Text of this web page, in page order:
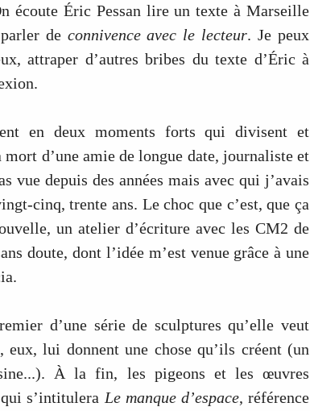
écoute Éric Pessan lire un texte à Marseille
de connivence avec le lecteur. Je peux
attraper d’autres bribes du texte d’Éric à
en deux moments forts qui divisent et
d’une amie de longue date, journaliste et
vue depuis des années mais avec qui j’avais
cinq, trente ans. Le choc que c’est, que ça
un atelier d’écriture avec les CM2 de
doute, dont l’idée m’est venue grâce à une
d’une série de sculptures qu’elle veut
lui donnent une chose qu’ils créent (un
À la fin, les pigeons et les œuvres
s’intitulera Le manque d’espace, référence